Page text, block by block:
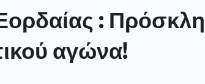
:
αγώνα!